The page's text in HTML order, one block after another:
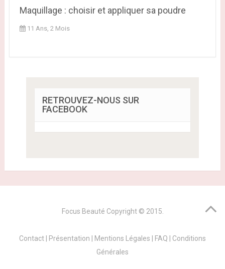
Maquillage : choisir et appliquer sa poudre
11 Ans, 2 Mois
RETROUVEZ-NOUS SUR
FACEBOOK
Focus Beauté Copyright © 2015.
Contact Présentation Mentions Légales FAQ
Conditions
Générales